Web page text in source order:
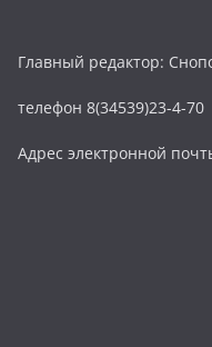
Главный редактор:
телефон 8(34539)23-4-70
Адрес электронной